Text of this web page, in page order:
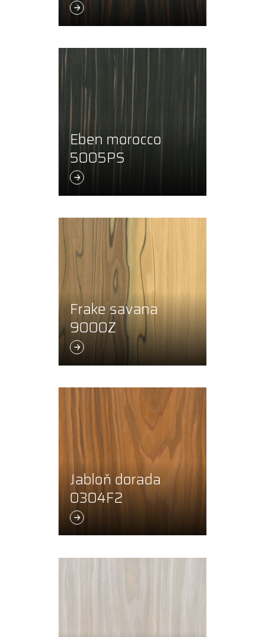
Eben morocco
5005PS
Frake savana
9000Z
Jabloň dorada
0304F2